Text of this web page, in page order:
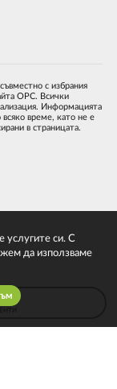
с избрания
ОРС. Всички
Информацията
време, като не е
в страницата.
услугите си. С
да използваме